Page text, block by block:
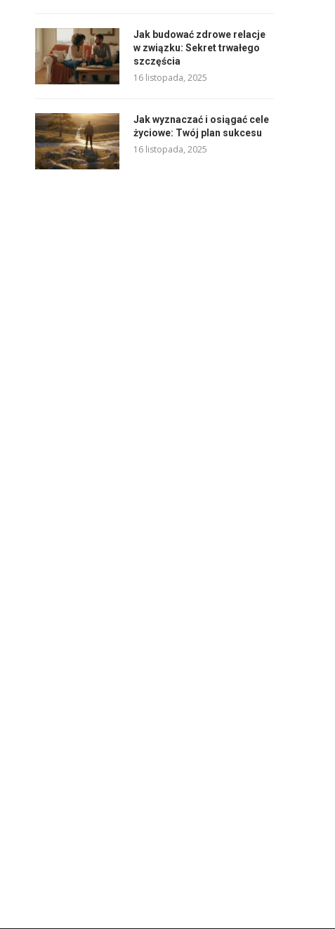
Jak budować zdrowe relacje
w związku: Sekret trwałego
szczęścia
16 listopada, 2025
Jak wyznaczać i osiągać cele
życiowe: Twój plan sukcesu
16 listopada, 2025